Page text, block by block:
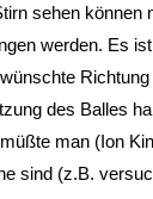
sehen
werden. Es
des Balles
man (Ion
sind (z.B.